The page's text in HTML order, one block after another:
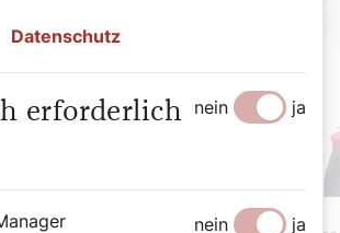
Datenschutz
erforderlich nein ja
nein ja